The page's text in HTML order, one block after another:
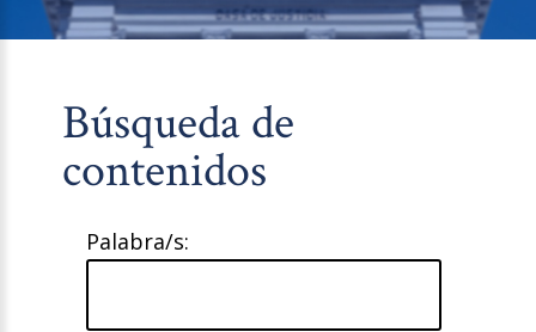
Búsqueda de
contenidos
Palabra/s: